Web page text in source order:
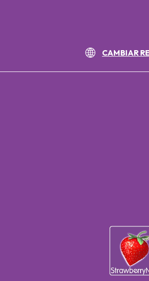
CAMBIAR